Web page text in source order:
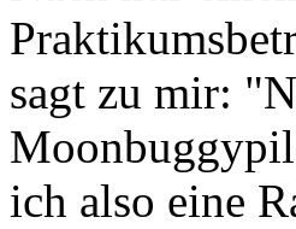
sagt zu mir:
ich also eine